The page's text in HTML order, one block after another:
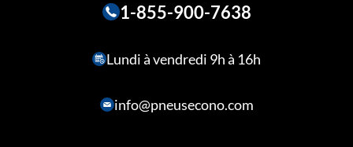
1-855-900-7638
Lundi à vendredi 9h à 16h
info@pneusecono.com